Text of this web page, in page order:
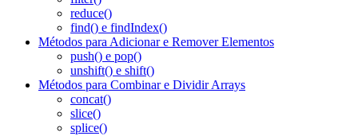
reduce()
find() e findIndex()
Métodos para Adicionar e Remover Elementos
push() e pop()
unshift() e shift()
Métodos para Combinar e Dividir Arrays
concat()
slice()
splice()